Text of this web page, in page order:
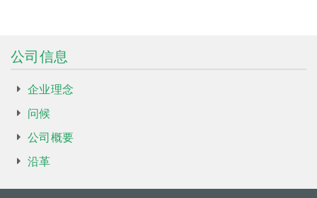
公司信息
企业理念
问候
公司概要
沿革